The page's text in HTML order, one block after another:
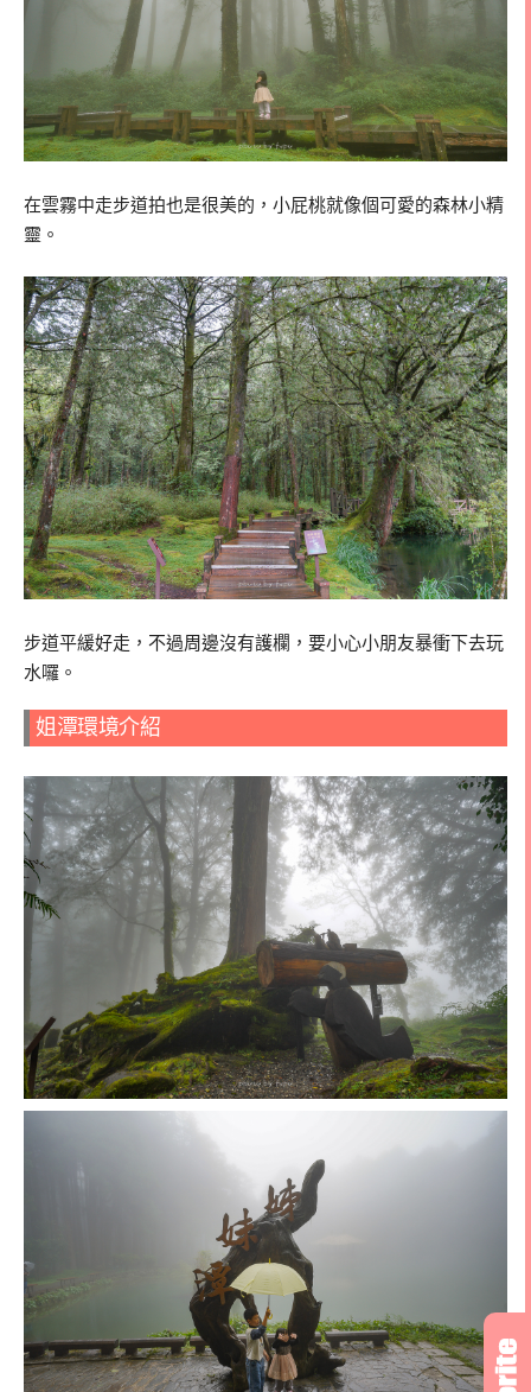
在雲霧中走步道拍也是很美的，小屁桃就像個可愛的森林小精
靈。
步道平緩好走，不過周邊沒有護欄，要小心小朋友暴衝下去玩
水囉。
姐潭環境介紹